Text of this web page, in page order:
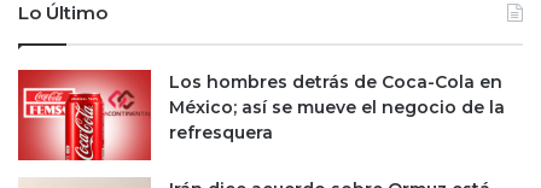
Lo Último
Los hombres detrás de Coca-Cola en
México; así se mueve el negocio de la
refresquera